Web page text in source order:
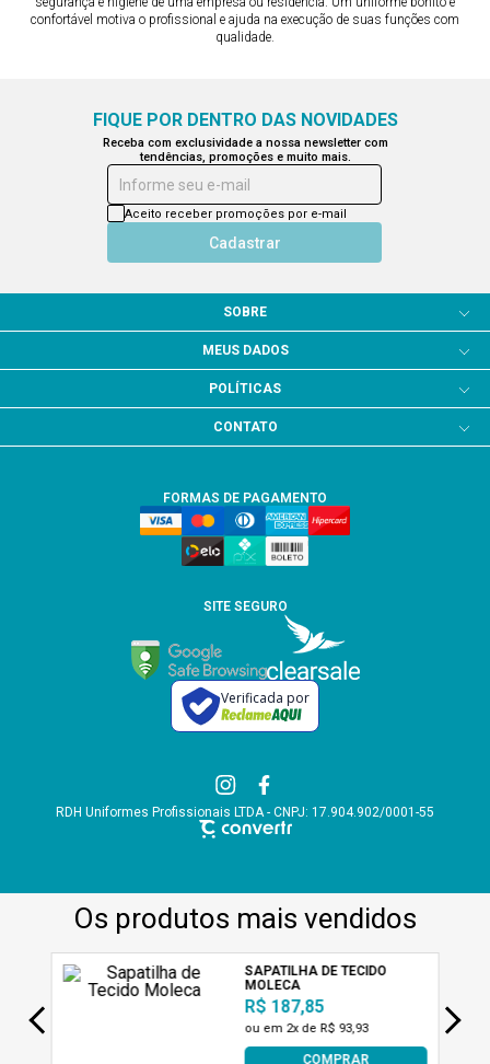
confortável motiva o profissional e ajuda na execução de suas funções com
qualidade.
FIQUE POR DENTRO DAS NOVIDADES
Receba com exclusividade a nossa newsletter com
tendências, promoções e muito mais.
Informe seu e-mail
Cadastrar
Aceito receber promoções por e-mail
SOBRE
MEUS DADOS
POLÍTICAS
CONTATO
SITE SEGURO
Verificada por
FORMAS DE PAGAMENTO
RDH Uniformes Profissionais LTDA - CNPJ: 17.904.902/0001-55
A AB Uniformes utiliza tecnologias de acordo com nossa política de
privacidade e termos de uso, incluindo cookies. Ao permanecer navegando,